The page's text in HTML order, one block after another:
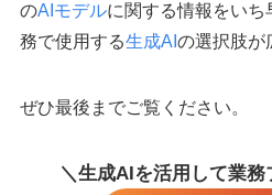
のAIモデルに関する情報をいち
務で使用する生成AI の選択肢が
ぜひ最後までご覧ください。
＼生成AIを活用して業務